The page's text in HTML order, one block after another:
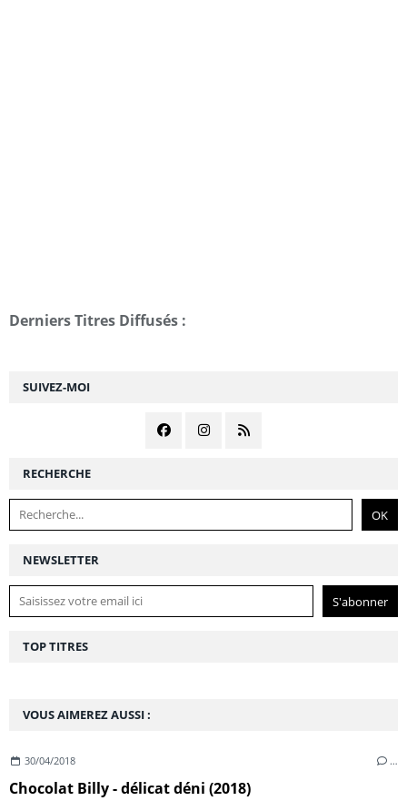
NEWSLETTER
SUIVEZ-MOI
RECHERCHE
VOUS AIMEREZ AUSSI :
30/04/2018 …
Chocolat Billy - délicat déni (2018)
Derniers Titres Diffusés :
TOP TITRES